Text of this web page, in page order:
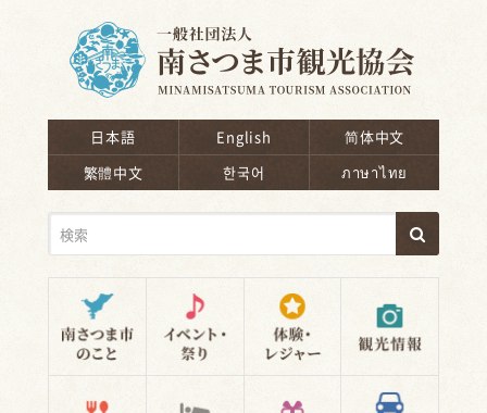
日本語 English
简体中文
繁體中文
한국어 ภาษาไทย